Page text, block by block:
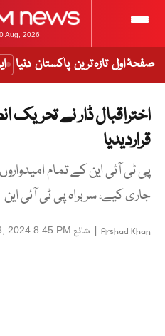
Aug, 2026
صفحۂ اول تازہ ترین پاکستان دنیا
اختراقبال ڈار نے
قراردیدیا
پی ٹی آئی این کے تمام
جاری کیے، سربراہ پی ٹی آئی این
Arshad Khan
| شائع 2024 8:45 PM